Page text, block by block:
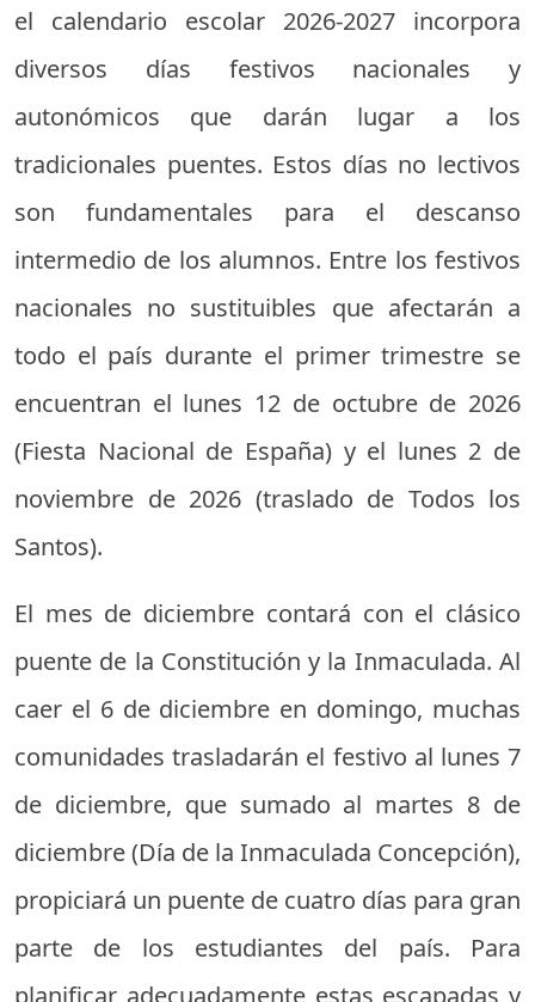
el calendario escolar 2026-2027 incorpora
diversos días festivos nacionales y
autonómicos que darán lugar a los
tradicionales puentes. Estos días no lectivos
son fundamentales para el descanso
intermedio de los alumnos. Entre los festivos
nacionales no sustituibles que afectarán a
todo el país durante el primer trimestre se
encuentran el lunes 12 de octubre de 2026
(Fiesta Nacional de España) y el lunes 2 de
noviembre de 2026 (traslado de Todos los
Santos).
El mes de diciembre contará con el clásico
puente de la Constitución y la Inmaculada. Al
caer el 6 de diciembre en domingo, muchas
comunidades trasladarán el festivo al lunes 7
de diciembre, que sumado al martes 8 de
diciembre (Día de la Inmaculada Concepción),
propiciará un puente de cuatro días para gran
parte de los estudiantes del país. Para
planificar adecuadamente estas escapadas y